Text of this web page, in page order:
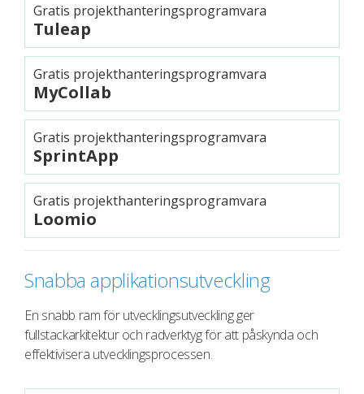
Gratis projekthanteringsprogramvara
Tuleap
Gratis projekthanteringsprogramvara
MyCollab
Gratis projekthanteringsprogramvara
SprintApp
Gratis projekthanteringsprogramvara
Loomio
Snabba applikationsutveckling
En snabb ram för utvecklingsutveckling ger
fullstackarkitektur och radverktyg för att påskynda och
effektivisera utvecklingsprocessen.